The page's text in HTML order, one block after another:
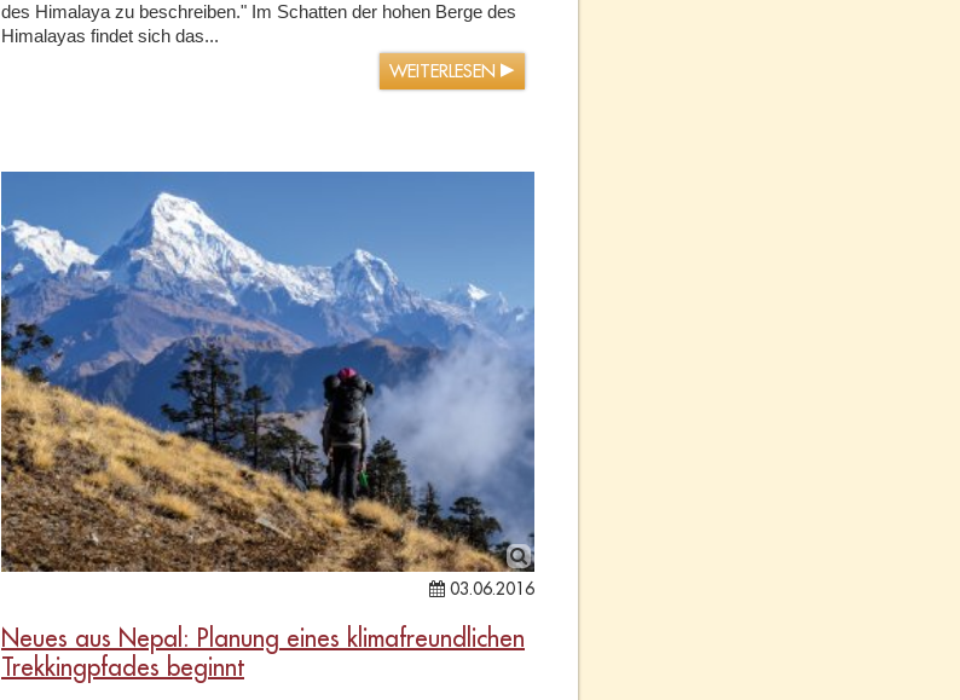
des Himalaya zu beschreiben." Im Schatten der hohen Berge des
Himalayas findet sich das...
WEITERLESEN
03.06.2016
Neues aus Nepal: Planung eines klimafreundlichen
Trekkingpfades beginnt